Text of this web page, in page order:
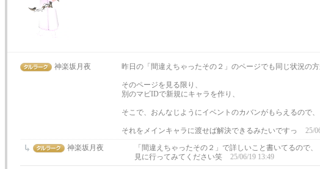
神楽坂月夜 昨日の「間違えちゃったその２」のページでも同じ状況の方
そのページを見る限り、
別のマビIDで新規にキャラを作り、
そこで、おんなじようにイベントのカバンがもらえるので、
それをメインキャラに渡せば解決できるみたいですっ
25/
神楽坂月夜
「間違えちゃったその２」で詳しいこと書いてるので、
見に行ってみてください笑
25/06/19 13:49